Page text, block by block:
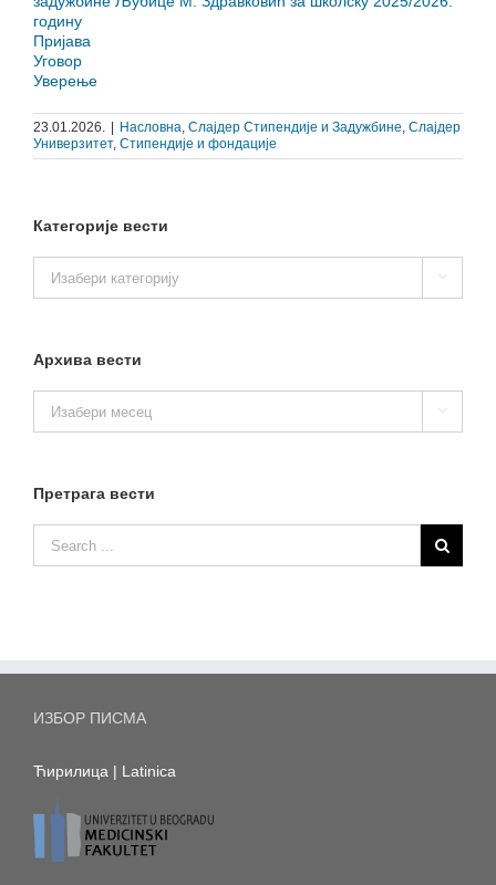
годину
Пријава
Уговор
Уверење
23.01.2026. Насловна, Слајдер Стипендије и Задужбине, Слајдер
Универзитет, Стипендије и фондације
Категорије вести
вести

Архива вести
вести

Претрага вести
ИЗБОР ПИСМА
Ћирилица | Latinica